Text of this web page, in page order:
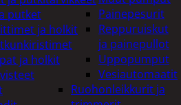
Painepesurit
Reppuruiskut
ja painepullot
Uppopumput
Vesiautomaatit
Ruohonleikkurit ja
putket
ja holkit
ja holkit